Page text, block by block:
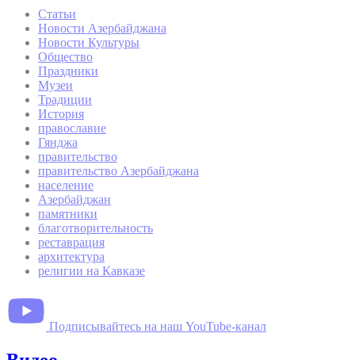
Статьи
Новости Азербайджана
Новости Культуры
Общество
Праздники
Музеи
Традиции
История
православие
Гянджа
правительство
правительство Азербайджана
население
Азербайджан
памятники
благотворительность
реставрация
архитектура
религии на Кавказе
Подписывайтесь на наш YouTube-канал